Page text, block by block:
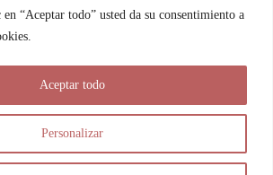
“Aceptar todo” usted da su consentimiento a
Personalizar
Aceptar todo
Las Pitxiak de la Cabra
| C/ Río Aliste nº 2B, 49190, Morales
del Vino - Zamora
De 9.00 a 21.00 horas (vía Whatsapp)